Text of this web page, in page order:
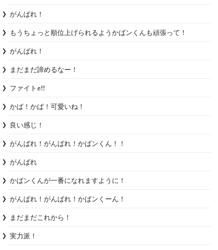
がんばれ！
もうちょっと順位上げられるようかばンくんも頑張って！
がんばれ！
まだまだ諦めるなー！
ファイト✊‼️
かば！かば！可愛いね！
良い感じ！
がんばれ！がんばれ！かばンくん！！
がんばれ
かばンくんが一番になれますように！
がんばれ！がんばれ！かばンくーん！
まだまだこれから！
実力派！